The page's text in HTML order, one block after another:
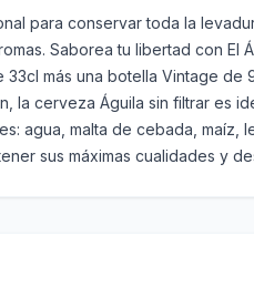
para conservar toda la
Saborea tu libertad con El
33cl más una botella Vintage de
la cerveza Águila sin filtrar es
agua, malta de cebada, maíz,
sus máximas cualidades y